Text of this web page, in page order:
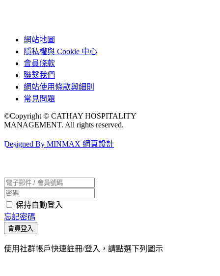
網站地圖
隱私權與 Cookie 中心
會員條款
聯繫我們
網站使用條款與細則
常見問題
©Copyright © CATHAY HOSPITALITY
MANAGEMENT. All rights reserved.
Designed By MINMAX 網頁設計
保持自動登入
忘記密碼
會員登入
使用社群帳戶快速註冊/登入，請點選下列圖示